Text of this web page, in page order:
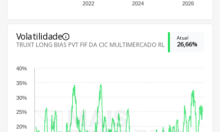
2022 2024 2026
Volatilidade
TRUXT LONG BIAS PVT FIF DA CIC MULTIMERCADO RL
Atual
26,66%
20%
25%
30%
35%
40%